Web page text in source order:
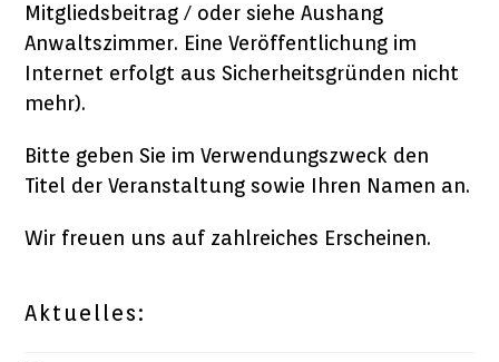
Mitgliedsbeitrag / oder siehe Aushang
Anwaltszimmer. Eine Veröffentlichung im
Internet erfolgt aus Sicherheitsgründen nicht
mehr).
Bitte geben Sie im Verwendungszweck den
Titel der Veranstaltung sowie Ihren Namen an.
Wir freuen uns auf zahlreiches Erscheinen.
Aktuelles: